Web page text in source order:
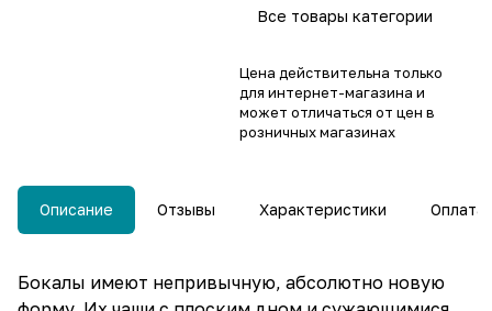
Все товары категории
Цена действительна только
для интернет-магазина и
может отличаться от цен в
розничных магазинах
Описание Отзывы Характеристики Оплата
Бокалы имеют непривычную, абсолютно новую